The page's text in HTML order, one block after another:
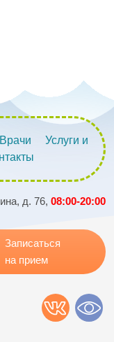
Врачи
Услуги и
д. 76, 08:00-20:00
Записаться
на прием